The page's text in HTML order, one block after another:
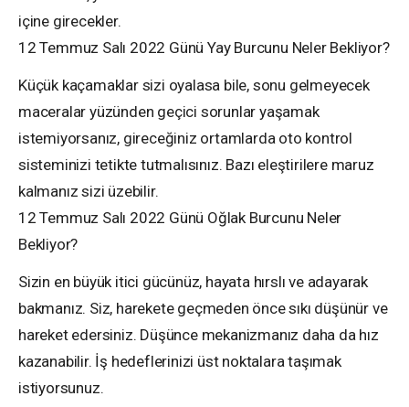
içine girecekler.
12 Temmuz Salı 2022 Günü Yay Burcunu Neler Bekliyor?
Küçük kaçamaklar sizi oyalasa bile, sonu gelmeyecek
maceralar yüzünden geçici sorunlar yaşamak
istemiyorsanız, gireceğiniz ortamlarda oto kontrol
sisteminizi tetikte tutmalısınız. Bazı eleştirilere maruz
kalmanız sizi üzebilir.
12 Temmuz Salı 2022 Günü Oğlak Burcunu Neler
Bekliyor?
Sizin en büyük itici gücünüz, hayata hırslı ve adayarak
bakmanız. Siz, harekete geçmeden önce sıkı düşünür ve
hareket edersiniz. Düşünce mekanizmanız daha da hız
kazanabilir. İş hedeflerinizi üst noktalara taşımak
istiyorsunuz.